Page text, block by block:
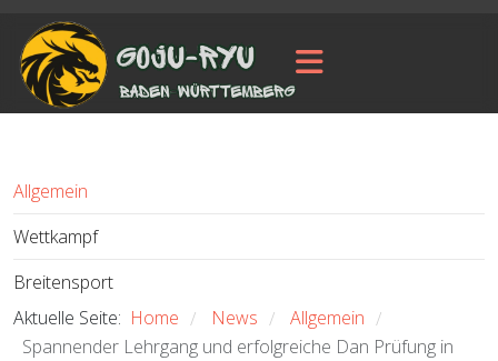
Allgemein
Wettkampf
Breitensport
Aktuelle Seite: Home / News / Allgemein /
Spannender Lehrgang und erfolgreiche Dan Prüfung in